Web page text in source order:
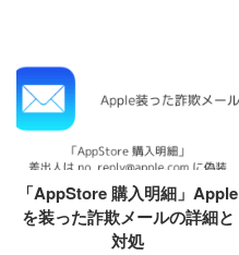
「AppStore 購入明細」Apple
を装った詐欺メールの詳細と
対処